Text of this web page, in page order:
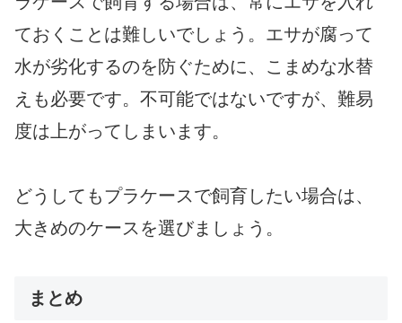
ておくことは難しいでしょう。エサが腐って
水が劣化するのを防ぐために、こまめな水替
えも必要です。不可能ではないですが、難易
度は上がってしまいます。
どうしてもプラケースで飼育したい場合は、
大きめのケースを選びましょう。
まとめ